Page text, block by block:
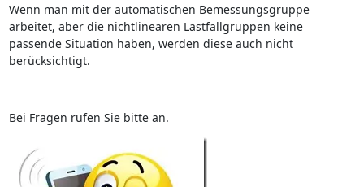
Wenn man mit der automatischen Bemessungsgruppe
arbeitet, aber die nichtlinearen Lastfallgruppen keine
passende Situation haben, werden diese auch nicht
berücksichtigt.
Bei Fragen rufen Sie bitte an.